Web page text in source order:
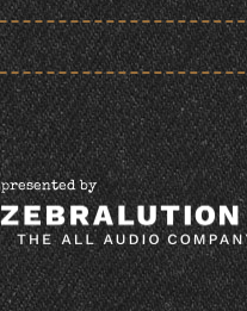
presented by